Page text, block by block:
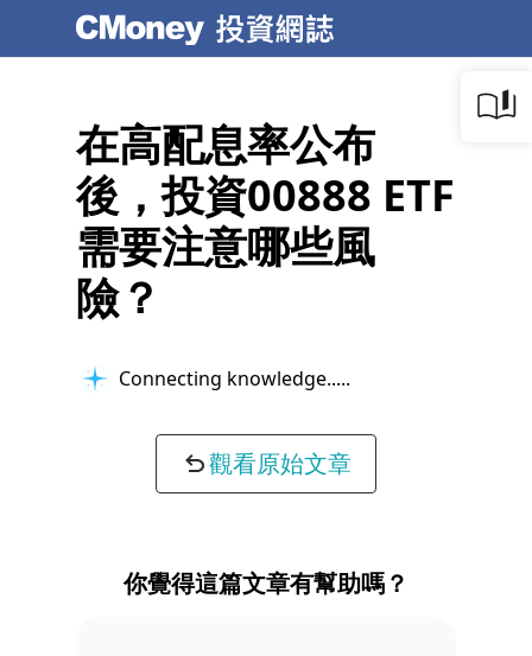
在高配息率公布
後，投資00888 ETF
需要注意哪些風
險？
Connecting knowledge...
觀看原始文章
你覺得這篇文章有幫助嗎？